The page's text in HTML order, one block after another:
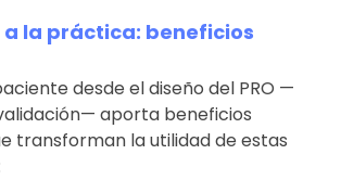
a la práctica: beneficios
desde el diseño del PRO —
aporta beneficios
transforman la utilidad de estas